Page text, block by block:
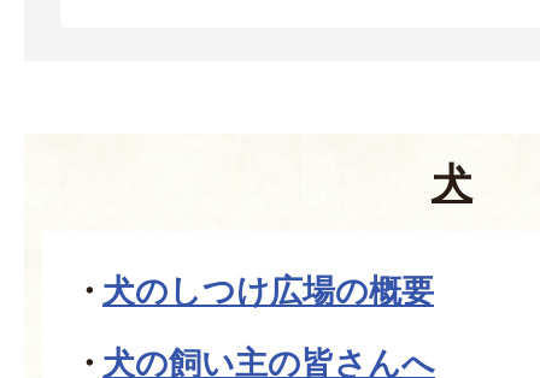
犬
犬のしつけ広場の概要
犬の飼い主の皆さんへ